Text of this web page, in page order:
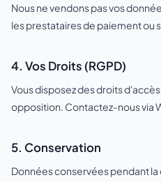
Nous ne vendons pas vos
les prestataires de paiement ou
4. Vos Droits (RGPD)
Vous disposez des droits
opposition. Contactez-nous via
5. Conservation
Données conservées pendant